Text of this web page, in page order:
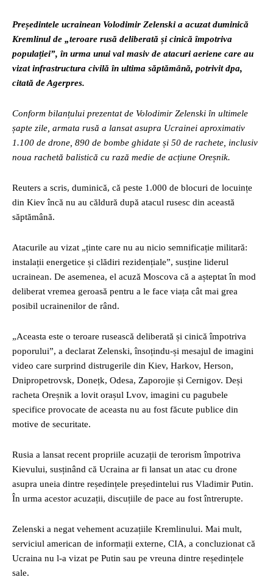
Președintele ucrainean Volodimir Zelenski a acuzat duminică
Kremlinul de „teroare rusă deliberată și cinică împotriva
populației”, în urma unui val masiv de atacuri aeriene care au
vizat infrastructura civilă în ultima săptămână, potrivit dpa,
citată de Agerpres.
Conform bilanțului prezentat de Volodimir Zelenski în ultimele
șapte zile, armata rusă a lansat asupra Ucrainei aproximativ
1.100 de drone, 890 de bombe ghidate și 50 de rachete, inclusiv
noua rachetă balistică cu rază medie de acțiune Oreșnik.
Reuters a scris, duminică, că peste 1.000 de blocuri de locuințe
din Kiev încă nu au căldură după atacul rusesc din această
săptămână.
Atacurile au vizat „ținte care nu au nicio semnificație militară:
instalații energetice și clădiri rezidențiale”, susține liderul
ucrainean. De asemenea, el acuză Moscova că a așteptat în mod
deliberat vremea geroasă pentru a le face viața cât mai grea
posibil ucrainenilor de rând.
„Aceasta este o teroare rusească deliberată și cinică împotriva
poporului”, a declarat Zelenski, însoțindu-și mesajul de imagini
video care surprind distrugerile din Kiev, Harkov, Herson,
Dnipropetrovsk, Donețk, Odesa, Zaporojie și Cernigov. Deși
racheta Oreșnik a lovit orașul Lvov, imagini cu pagubele
specifice provocate de aceasta nu au fost făcute publice din
motive de securitate.
Rusia a lansat recent propriile acuzații de terorism împotriva
Kievului, susținând că Ucraina ar fi lansat un atac cu drone
asupra uneia dintre reședințele președintelui rus Vladimir Putin.
În urma acestor acuzații, discuțiile de pace au fost întrerupte.
Zelenski a negat vehement acuzațiile Kremlinului. Mai mult,
serviciul american de informații externe, CIA, a concluzionat că
Ucraina nu l-a vizat pe Putin sau pe vreuna dintre reședințele
sale.